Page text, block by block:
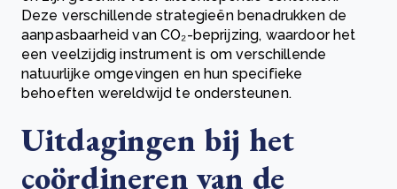
Deze verschillende strategieën benadrukken de
aanpasbaarheid van CO₂-beprijzing, waardoor het
een veelzijdig instrument is om verschillende
natuurlijke omgevingen en hun specifieke
behoeften wereldwijd te ondersteunen.
Uitdagingen bij het
coördineren van de